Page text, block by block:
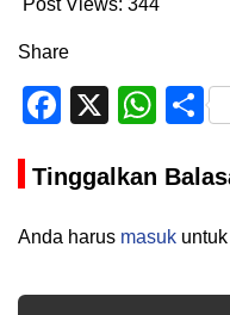
Post Views: 344
Share
Facebook
X
Tinggalkan
Anda harus masuk